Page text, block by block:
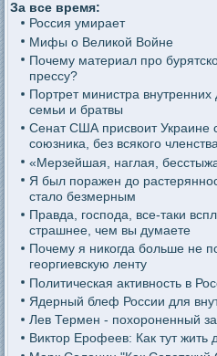
За все время:
Россия умирает
Мифы о Великой Войне
Почему материал про
прессу?
Портрет министра внутренних
семьи и братвы
Сенат США присвоит Украине
союзника, без всякого
«Мерзейшая, наглая,
Я был поражен до
стало безмерным
Правда, господа, все-таки
страшнее, чем вы думаете
Почему я никогда больше не
георгиевскую ленту
Политическая активность в
Ядерный блеф России для
Лев Термен - похороненный
Виктор Ерофеев: Как тут жить